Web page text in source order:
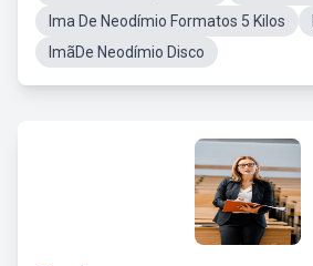
Ima De Neodímio Formatos 5 Kilos
ImãDe Neodímio Disco